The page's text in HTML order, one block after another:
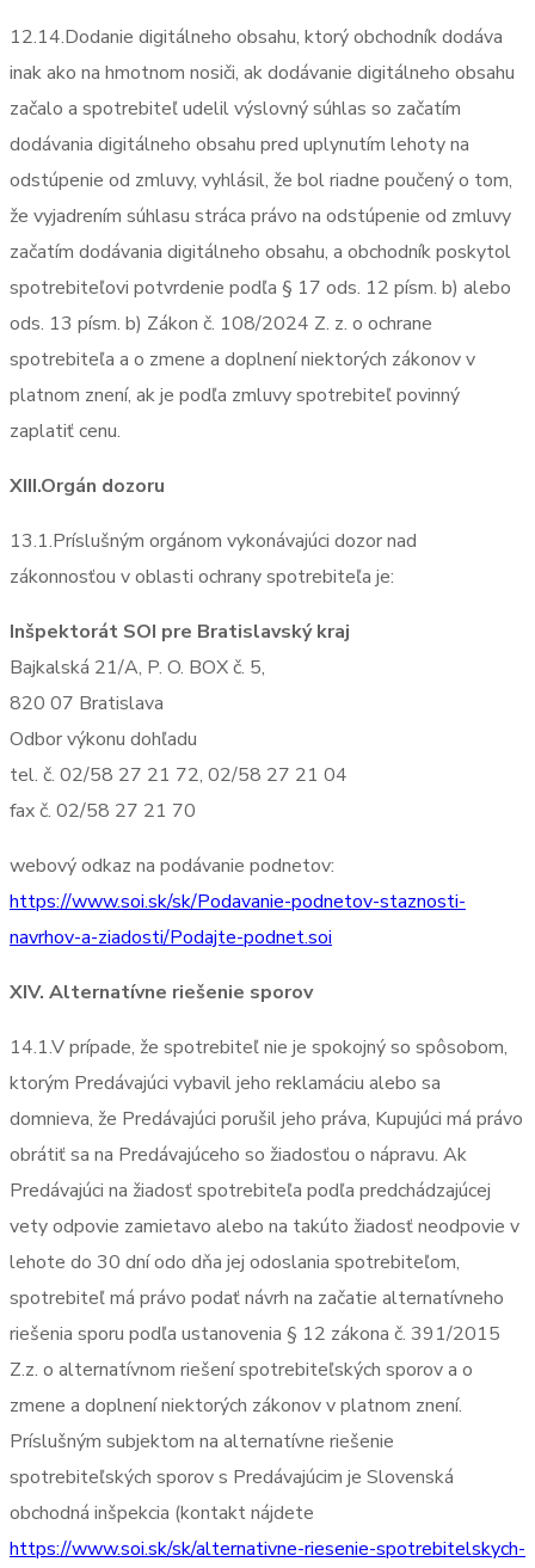
12.14.Dodanie digitálneho obsahu, ktorý obchodník dodáva
inak ako na hmotnom nosiči, ak dodávanie digitálneho obsahu
začalo a spotrebiteľ udelil výslovný súhlas so začatím
dodávania digitálneho obsahu pred uplynutím lehoty na
odstúpenie od zmluvy, vyhlásil, že bol riadne poučený o tom,
že vyjadrením súhlasu stráca právo na odstúpenie od zmluvy
začatím dodávania digitálneho obsahu, a obchodník poskytol
spotrebiteľovi potvrdenie podľa § 17 ods. 12 písm. b) alebo
ods. 13 písm. b) Zákon č. 108/2024 Z. z. o ochrane
spotrebiteľa a o zmene a doplnení niektorých zákonov v
platnom znení, ak je podľa zmluvy spotrebiteľ povinný
zaplatiť cenu.
XIII.Orgán dozoru
13.1.Príslušným orgánom vykonávajúci dozor nad
zákonnosťou v oblasti ochrany spotrebiteľa je:
Inšpektorát SOI pre Bratislavský kraj
Bajkalská 21/A, P. O. BOX č. 5,
820 07 Bratislava
Odbor výkonu dohľadu
tel. č. 02/58 27 21 72, 02/58 27 21 04
fax č. 02/58 27 21 70
webový odkaz na podávanie podnetov:
https://www.soi.sk/sk/Podavanie-podnetov-staznosti-
navrhov-a-ziadosti/Podajte-podnet.soi
XIV. Alternatívne riešenie sporov
14.1.V prípade, že spotrebiteľ nie je spokojný so spôsobom,
ktorým Predávajúci vybavil jeho reklamáciu alebo sa
domnieva, že Predávajúci porušil jeho práva, Kupujúci má právo
obrátiť sa na Predávajúceho so žiadosťou o nápravu. Ak
Predávajúci na žiadosť spotrebiteľa podľa predchádzajúcej
vety odpovie zamietavo alebo na takúto žiadosť neodpovie v
lehote do 30 dní odo dňa jej odoslania spotrebiteľom,
spotrebiteľ má právo podať návrh na začatie alternatívneho
riešenia sporu podľa ustanovenia § 12 zákona č. 391/2015
Z.z. o alternatívnom riešení spotrebiteľských sporov a o
zmene a doplnení niektorých zákonov v platnom znení.
Príslušným subjektom na alternatívne riešenie
spotrebiteľských sporov s Predávajúcim je Slovenská
obchodná inšpekcia (kontakt nájdete
https://www.soi.sk/sk/alternativne-riesenie-spotrebitelskych-